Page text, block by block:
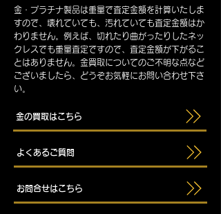
金・プラチナ製品は重量で査定金額を計算いたしま
すので、壊れていても 、汚れていても査定金額はか
わりません。例えば、切れたり曲がったりしたネッ
クレスでも重量査定ですので、査定金額が下がるこ
とはありません。金買取についてのご不明な点など
ございましたら、どうぞお気軽にお問い合わせ下さ
い。
金の買取はこちら
よくあるご質問
お問合せはこちら